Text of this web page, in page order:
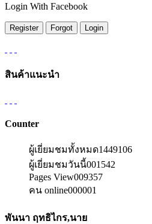
Login With Facebook
สินค้าแนะนำ
Counter
ผู้เยี่ยมชมทั้งหมด1449106
ผู้เยี่ยมชมวันนี้001542
Pages View009357
คน online000001
พันนา ฤทธิไกร,นาย